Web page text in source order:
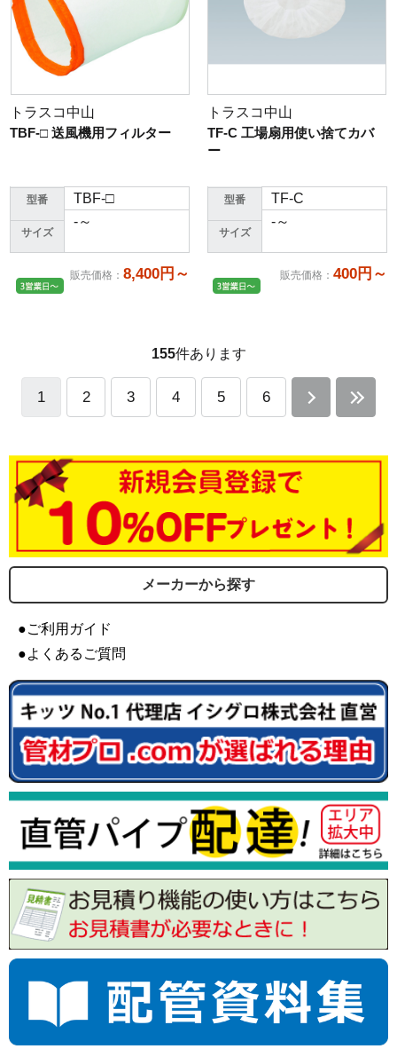
トラスコ中山
TBF-□ 送風機用フィルター
型番 TBF-□
サイズ
-～
販売価格 ： 8,400円～
トラスコ中山
TF-C 工場扇用使い捨てカバ
ー
型番 TF-C
サイズ
-～
販売価格 ： 400円～
155件あります
1 2 3 4 5 6
メーカーから探す
●ご利用ガイド
●よくあるご質問